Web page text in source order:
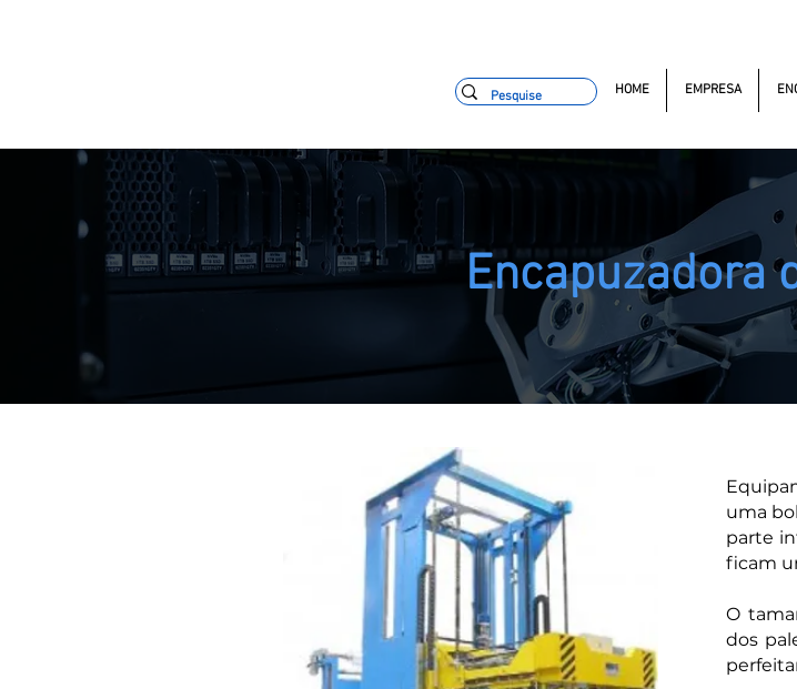
HOME EMPRESA
Encapuzadora
uma
parte
ficam
O
dos